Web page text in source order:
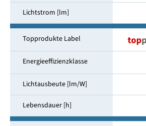
Lichtstrom [lm]
Topprodukte Label
Energieeffizienzklasse
Lichtausbeute [lm/W]
Lebensdauer [h]